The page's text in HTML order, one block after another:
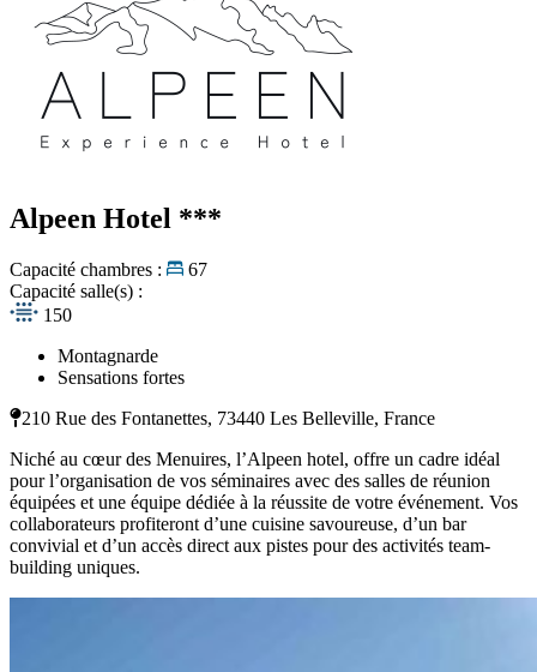
Alpeen Hotel ***
Capacité chambres :
67
Capacité salle(s) :
150
Montagnarde
Sensations fortes
210 Rue des Fontanettes, 73440 Les Belleville, France
Niché au cœur des Menuires, l’Alpeen hotel, offre un cadre idéal
pour l’organisation de vos séminaires avec des salles de réunion
équipées et une équipe dédiée à la réussite de votre événement. Vos
collaborateurs profiteront d’une cuisine savoureuse, d’un bar
convivial et d’un accès direct aux pistes pour des activités team-
building uniques.